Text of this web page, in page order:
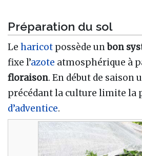
Préparation du sol
Le haricot possède unbon
fixe l’azote atmosphérique à
floraison. En début de saison
précédant la culture limite la
d’adventice.